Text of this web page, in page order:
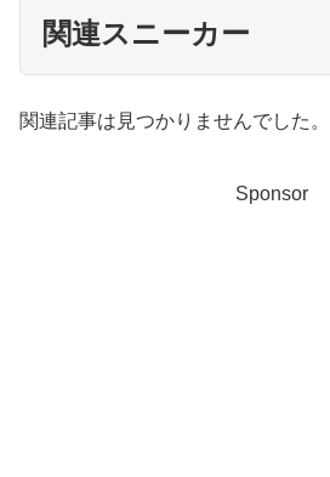
関連スニーカー
関連記事は見つかりませんでした。
Sponsor